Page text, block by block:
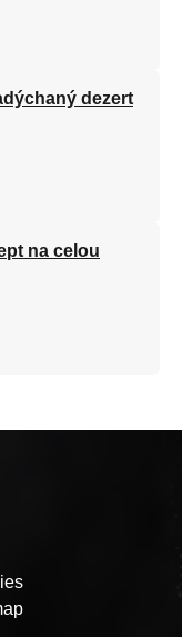
dezert
na celou